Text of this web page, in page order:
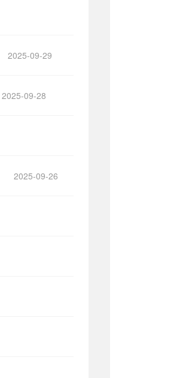
2025-09-29
2025-09-28
2025-09-26